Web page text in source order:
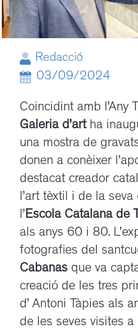
Redacció
03/09/2024
Coincidint amb l’Any
Galeria d’artha
una mostra de
donen a conèixer
destacat creador
l’art tèxtil i de la seva
l’Escola Catalana de
als anys 60 i 80.
fotografies del
Cabanas que va
creació de les tres
d’ Antoni Tàpies als
de les seves visites a